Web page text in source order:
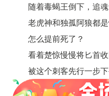
随着毒蝎王倒下，追
老虎神和独孤阿狼都是
怎么提前死了？
看着楚惊慢慢将匕首
被这个刺客先行一步下